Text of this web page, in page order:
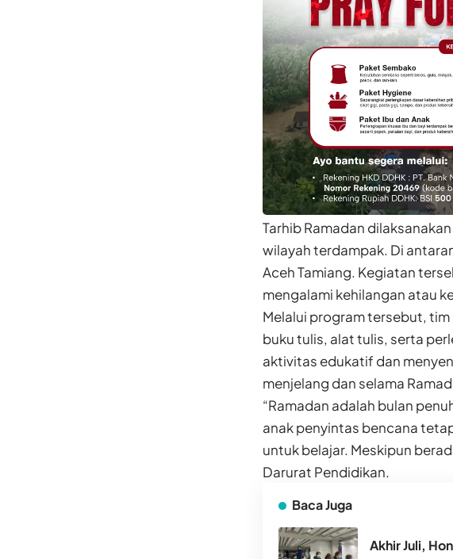
Tarhib Ramadan
wilayah terdampak. Di
Aceh Tamiang. Kegiatan
mengalami kehilangan atau
Melalui program tersebut,
buku tulis, alat tulis, serta
aktivitas edukatif dan
menjelang dan selama
“Ramadan adalah bulan
anak penyintas bencana
untuk belajar. Meskipun
Darurat Pendidikan.
Baca Juga
Akhir Juli,